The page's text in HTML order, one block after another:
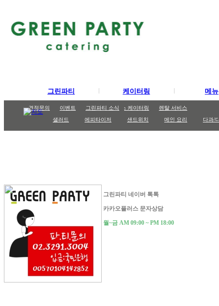
그린파티
그린파티 포트폴리오 STAFF 소개
케이터링
케이터링
메뉴
파티메뉴
샐러드
에피타이저 샌드위치 메인 요리 다과/
도시락/런치박스 고메박스
파티 케이터링 까페 케이터링 박스 케이터링 렌탈 서비스
견적문의 이벤트 그린파티 소식
그린파티 네이버 톡톡
카카오플러스 문자상담
월~금 AM 09:00 ~ PM 18:00